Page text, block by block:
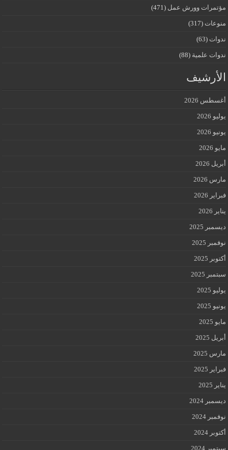
مؤتمرات وورش عمل (471)
منوعات (317)
ندوات (63)
ندوات علمية (88)
الأرشيف
أغسطس 2026
يوليو 2026
يونيو 2026
مايو 2026
أبريل 2026
مارس 2026
فبراير 2026
يناير 2026
ديسمبر 2025
نوفمبر 2025
أكتوبر 2025
سبتمبر 2025
يوليو 2025
يونيو 2025
مايو 2025
أبريل 2025
مارس 2025
فبراير 2025
يناير 2025
ديسمبر 2024
نوفمبر 2024
أكتوبر 2024
سبتمبر 2024